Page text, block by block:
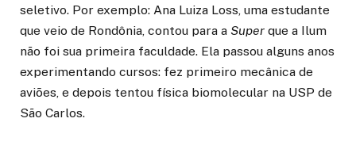
seletivo. Por exemplo: Ana Luiza Loss, uma estudante
que veio de Rondônia, contou para a Super que a Ilum
não foi sua primeira faculdade. Ela passou alguns anos
experimentando cursos: fez primeiro mecânica de
aviões, e depois tentou física biomolecular na USP de
São Carlos.